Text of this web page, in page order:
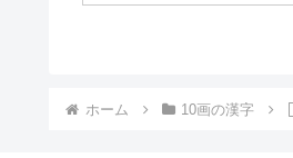
ホーム 10画の漢字